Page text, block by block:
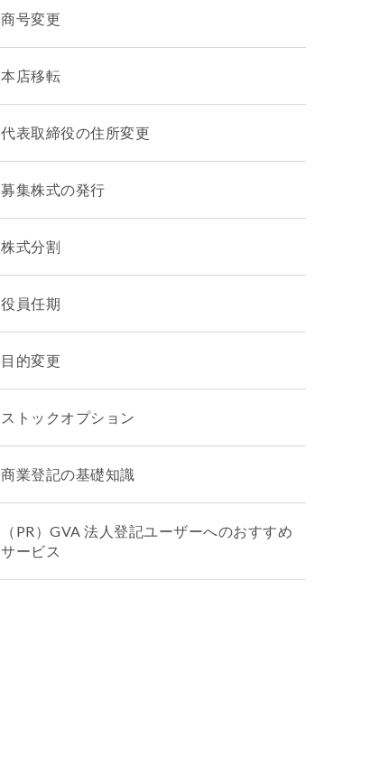
商号変更
本店移転
代表取締役の住所変更
募集株式の発行
株式分割
役員任期
目的変更
ストックオプション
商業登記の基礎知識
（PR）GVA 法人登記ユーザーへのおすすめ
サービス